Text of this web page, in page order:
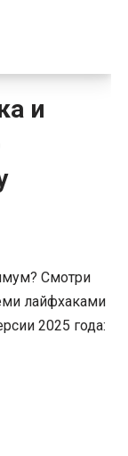
и
Смотри
лайфхаками
2025 года: